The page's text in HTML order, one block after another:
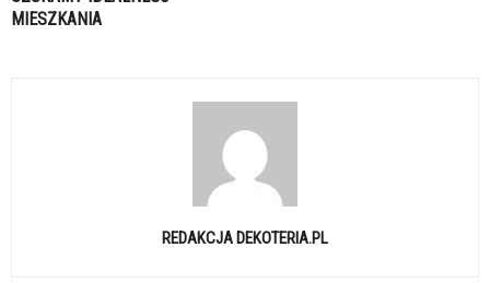
MIESZKANIA
REDAKCJA DEKOTERIA.PL